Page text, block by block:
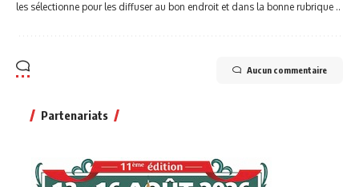
les sélectionne pour les diffuser au bon endroit et dans la bonne rubrique ..
Aucun commentaire
Partenariats